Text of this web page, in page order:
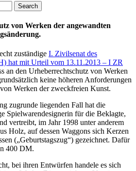
Search
von Werken der angewandten
zuständige I. Zivilsenat des
hat mit Urteil vom 13.11.2013 – I ZR
an den Urheberrechtschutz von Werken
keine höheren Anforderungen
Werken der zweckfreien Kunst.
zugrunde liegenden Fall hat die
Spielwarendesignerin für die Beklagte,
vertreibt, im Jahr 1998 unter anderem
Holz, auf dessen Waggons sich Kerzen
(„Geburtstagszug“) gezeichnet. Dafür
400 DM.
bei ihren Entwürfen handele es sich